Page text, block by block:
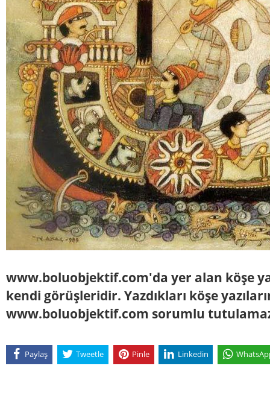
www.boluobjektif.com'da yer alan köşe
kendi görüşleridir. Yazdıkları köşe
www.boluobjektif.com sorumlu
Paylaş Tweetle Pinle Linkedin